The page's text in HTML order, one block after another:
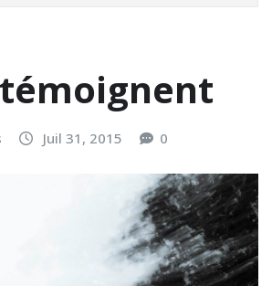
témoignent
Juil 31, 2015 0